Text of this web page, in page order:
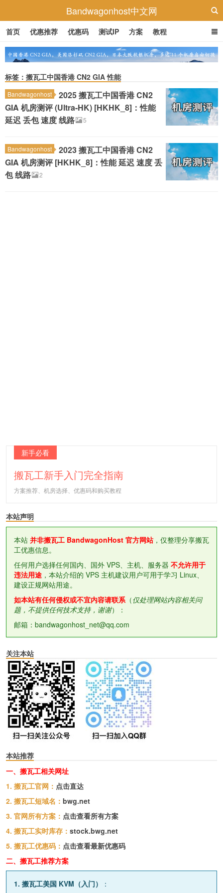
Bandwagonhost中文网
首页 优惠推荐 优惠码 测试IP 方案 教程
标签：搬瓦工中国香港 CN2 GIA 性能
Bandwagonhost
2025 搬瓦工中国香港 CN2
GIA 机房测评 (Ultra-HK) [HKHK_8]：性能
延迟 丢包 速度 线路
5
Bandwagonhost
2023 搬瓦工中国香港 CN2
GIA 机房测评 [HKHK_8]：性能 延迟 速度 丢
包 线路
2
新手必看
搬瓦工新手入门完全指南
方案推荐、机房选择、优惠码和购买教程
本站声明
本站 并非搬瓦工 BandwagonHost 官方网站，仅整理分享搬瓦
工优惠信息。
任何用户选择任何国内、国外 VPS、主机、服务器 不允许用于
违法用途 ，本站介绍的 VPS 主机建议用户可用于学习 Linux、
建设正规网站用途。
如本站有任何侵权或不宜内容请联系（仅处理网站内容相关问
题，不提供任何技术支持，谢谢）：
邮箱：bandwagonhost_net@qq.com
关注本站
本站推荐
一、搬瓦工相关网址
1. 搬瓦工官网： 点击直达
2. 搬瓦工短域名： bwg.net
3. 官网所有方案： 点击查看所有方案
4. 搬瓦工实时库存： stock.bwg.net
5. 搬瓦工优惠码： 点击查看最新优惠码
二、搬瓦工推荐方案
1. 搬瓦工美国 KVM（入门） ：